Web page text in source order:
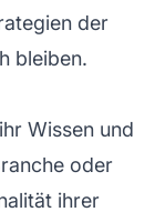
der
bleiben.
Wissen und
oder
ihrer